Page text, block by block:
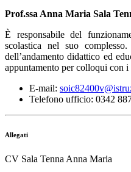
Prof.ssa Anna Maria Sala
È responsabile del
scolastica nel suo
dell’andamento didattico ed
appuntamento per colloqui con i
E-mail:
Telefono ufficio: 0342
Allegati
CV Sala Tenna Anna Maria